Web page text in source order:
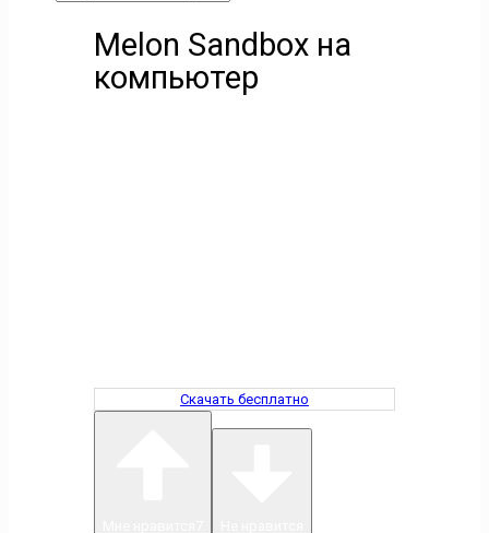
Melon Sandbox на
компьютер
Скачать бесплатно